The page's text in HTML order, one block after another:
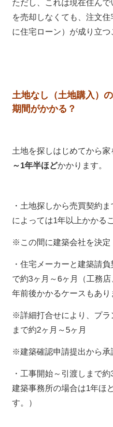
ただし、これは現在住ん
を売却しなくても、注文
に住宅ローン）が成り立つ
土地なし（土地購入）
期間がかかる？
土地を探しはじめてから家
～1年半ほどかかります。
・土地探しから売買契約
によっては1年以上かかる
※この間に建築会社を決定
・住宅メーカーと建築請
で約3ヶ月～6ヶ月（工務
年前後かかるケースもあり
※詳細打合せにより、プラ
まで約2ヶ月～5ヶ月
※建築確認申請提出から承
・工事開始～引渡しまで
建築事務所の場合は1年ほ
す。）